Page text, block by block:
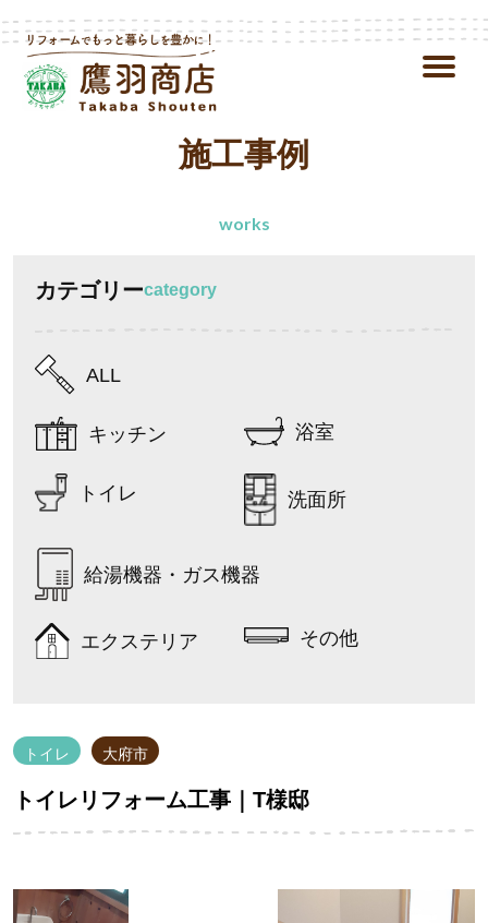
施工事例
works
トイレ 大府市
トイレリフォーム工事｜T様邸
カテゴリーcategory
ALL
キッチン 浴室
トイレ 洗面所
給湯機器・ガス機器
エクステリア その他